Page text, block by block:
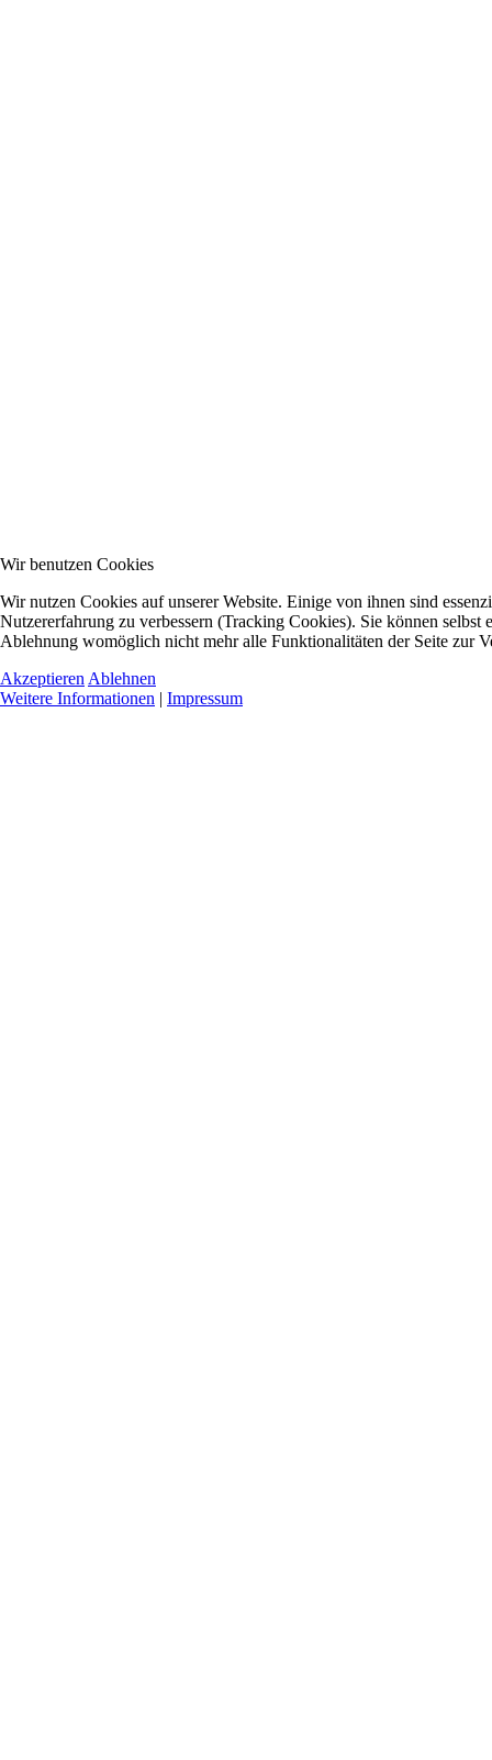
Wir benutzen Cookies
Wir nutzen Cookies auf unserer Website. Einige von ihnen sind
Nutzererfahrung zu verbessern (Tracking Cookies). Sie können selbst
Ablehnung womöglich nicht mehr alle Funktionalitäten der Seite zur
Akzeptieren Ablehnen
Weitere Informationen | Impressum